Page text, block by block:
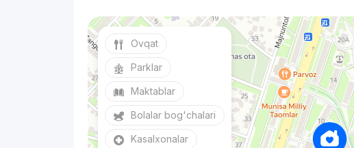
Ovqat
Parklar
Maktablar
Bolalar bog'chalari
Kasalxonalar